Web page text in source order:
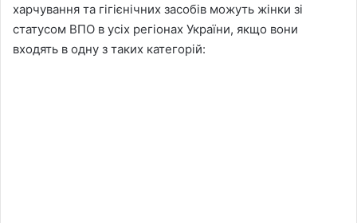
харчування та гігієнічних засобів можуть жінки зі
статусом ВПО в усіх регіонах України, якщо вони
входять в одну з таких категорій: